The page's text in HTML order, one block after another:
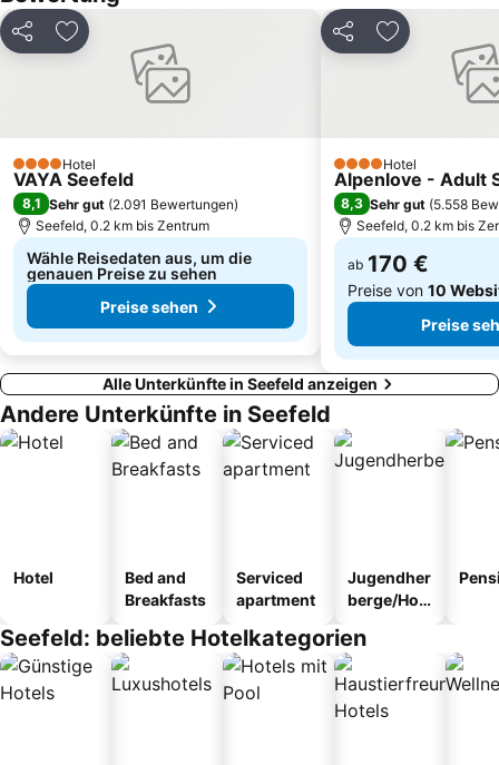
Classic Skigebiet Hausberg
Marienkapelle Hammersbach
Congress Innsbruck
Almdorf Engalm - Großer Ahornboden
Sankt Ulrich Walchensee
Berghof
Flughafen Innsbruck
Teilen Zu Favoriten hinzufügen
4 SterneHotel
VAYA Seefeld
8,1 Sehr gut (2.091 Bewertungen)
Seefeld, 0.2 km bis Zentrum
Wähle Reisedaten aus, um die
genauen Preise zu sehen
Preise sehen
Teilen Zu Favoriten
4 SterneHotel
Alpenlove - Adult
8,3 Sehr gut (5.558
Seefeld, 0.2 km bis
ab 170 €
Preise von 10
Preise
Alle Unterkünfte in Seefeld anzeigen
Andere Unterkünfte in Seefeld
Hotel
Bed and
Breakfasts
Serviced
apartment
Jugendher
berge/Hos
Seefeld: beliebte Hotelkategorien